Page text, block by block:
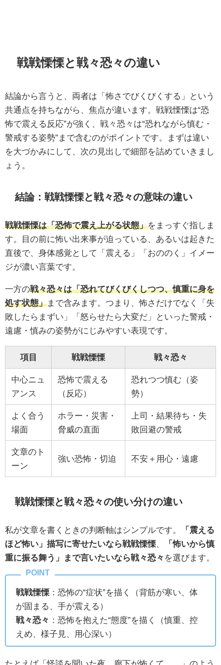
戦戦慄慄と戦々恐々の違い
結論から言うと、両者は「怖さでびくびくする」という
共通点を持ちながら、焦点が違います。戦戦慄慄は“恐
怖で震える反応”が強く、戦々恐々は“恐れながら慎む・
警戒する姿勢”まで含むのがポイントです。まずは違い
を大づかみにして、次の見出しで細部を詰めていきまし
ょう。
結論：戦戦慄慄と戦々恐々の意味の違い
戦戦慄慄は「恐怖で震え上がる状態」をまっすぐ指しま
す。目の前に怖い出来事が迫っている、あるいは起きた
直後で、身体感覚として「震える」「おののく」イメー
ジが濃い言葉です。
一方の戦々恐々は「恐れてびくびくしつつ、慎重に身を
処す状態」まで含みます。つまり、怖さだけでなく「失
敗したらまずい」「怒らせたら大変だ」といった警戒・
遠慮・慎みの姿勢がにじみやすい表現です。
項目 戦戦慄慄 戦々恐々
中心ニュ
アンス
恐怖で震える
（反応）
恐れつつ慎む（姿
勢）
よく合う
場面
ホラー・災害・
脅威の直面
上司・結果待ち・失
敗回避の警戒
文章のト
ーン
強い恐怖・切迫 不安＋用心・遠慮
戦戦慄慄と戦々恐々の使い分けの違い
私が文章を書くときの判断軸はシンプルです。
「震える
ほど怖い」描写に寄せたいなら戦戦慄慄
「怖いから慎
重に振る舞う」まで言いたいなら戦々恐々 を選びます。
戦戦慄慄 ：恐怖の“症状”を描く（背筋が寒い、体
が固まる、手が震える）
戦々恐々 ：恐怖を抱えた“態度”を描く（慎重、控
えめ、様子見、用心深い）
たとえば「怪談を聞いた夜、廊下が怖くて……」のよう